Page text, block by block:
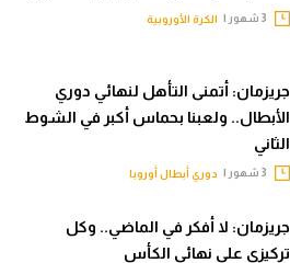
الكرة الأوروبية
جريزمان: أتمنى التأهل لنهائي دوري
الأبطال.. ولعبنا بحماس أكبر في الشوط
الثاني
دوري أبطال أوروبا
جريزمان: لا أفكر في الماضي.. وكل
تركيزي على نهائي الكأس